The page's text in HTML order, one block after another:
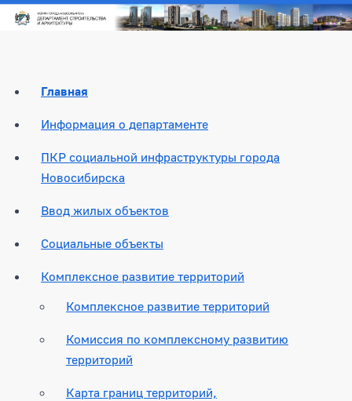
Главная
Информация о департаменте
ПКР социальной инфраструктуры города
Новосибирска
Ввод жилых объектов
Социальные объекты
Комплексное развитие территорий
Комплексное развитие территорий
Комиссия по комплексному развитию
территорий
Карта границ территорий,